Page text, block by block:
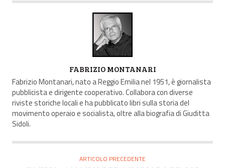
U
T
O
R
E
FABRIZIO MONTANARI
Fabrizio Montanari, nato a Reggio Emilia nel 1951, è giornalista
pubblicista e dirigente cooperativo. Collabora con diverse
riviste storiche locali e ha pubblicato libri sulla storia del
movimento operaio e socialista, oltre alla biografia di Giuditta
Sidoli.
ARTICOLO PRECEDENTE